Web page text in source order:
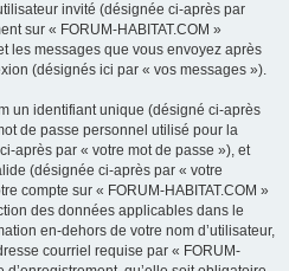
invité (désignée ci-après par
sur « FORUM-HABITAT.COM »
les messages que vous envoyez après
(désignés ici par « vos messages »).
un identifiant unique (désigné ci-après
de passe personnel utilisé pour la
après par « votre mot de passe »), et
(désignée ci-après par « votre
compte sur « FORUM-HABITAT.COM »
des données applicables dans le
en-dehors de votre nom d’utilisateur,
courriel requise par « FORUM-